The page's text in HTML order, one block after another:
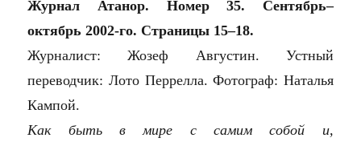
Журнал Атанор. Номер 35. Сентябрь–
октябрь 2002-го. Страницы 15–18.
Журналист: Жозеф Августин. Устный
переводчик: Лото Перрелла. Фотограф: Наталья
Кампой.
Как быть в мире с самим собой и,